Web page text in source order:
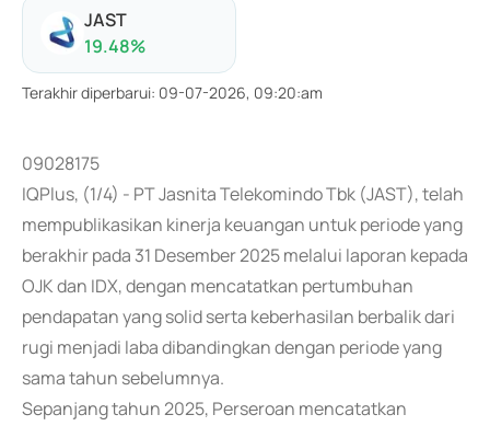
JAST
19.48%
Terakhir diperbarui: 09-07-2026, 09:20:am
09028175
IQPlus, (1/4) - PT Jasnita Telekomindo Tbk (JAST), telah
mempublikasikan kinerja keuangan untuk periode yang
berakhir pada 31 Desember 2025 melalui laporan kepada
OJK dan IDX, dengan mencatatkan pertumbuhan
pendapatan yang solid serta keberhasilan berbalik dari
rugi menjadi laba dibandingkan dengan periode yang
sama tahun sebelumnya.
Sepanjang tahun 2025, Perseroan mencatatkan